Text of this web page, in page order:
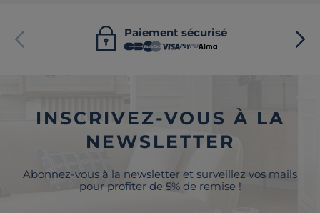
Paiement sécurisé
INSCRIVEZ-VOUS À LA
NEWSLETTER
Abonnez-vous à la newsletter et surveillez vos mails
pour profiter de 5% de remise !